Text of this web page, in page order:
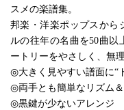
スメの楽譜集。
邦楽・洋楽ポップスから
ルの往年の名曲を50曲
ートリーをやさしく、無
◎大きく見やすい譜面に“
◎両手とも簡単なリズム
◎黒鍵が少ないアレンジ